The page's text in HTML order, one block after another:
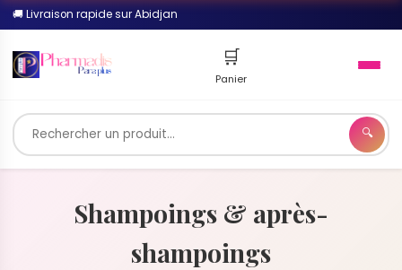
🚚 Livraison rapide sur Abidjan
🛒
Panier
🔍
Shampoings & après-
shampoings